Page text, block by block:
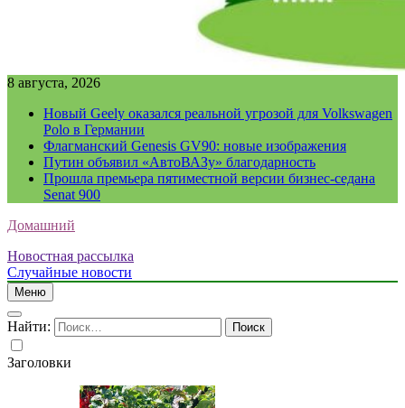
8 августа, 2026
Новый Geely оказался реальной угрозой для Volkswagen
Polo в Германии
Флагманский Genesis GV90: новые изображения
Путин объявил «АвтоВАЗу» благодарность
Прошла премьера пятиместной версии бизнес-седана
Senat 900
Домашний
Новостная рассылка
Случайные новости
Меню
Найти:
Заголовки